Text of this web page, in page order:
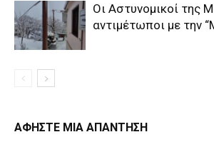
Οι Αστυνομικοί της
αντιμέτωποι με την
ΑΦΗΣΤΕ ΜΙΑ ΑΠΑΝΤΗΣΗ